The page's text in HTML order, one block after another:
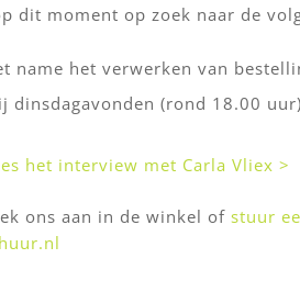
dit moment op zoek naar de
name het verwerken van
dinsdagavonden (rond 18.00
het interview met Carla Vliex >
ons aan in de winkel of stuur